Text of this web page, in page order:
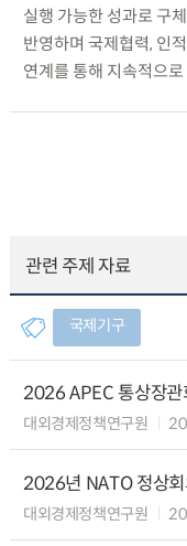
실행 가능한 성과로 구
반영하며 국제협력, 인
연계를 통해 지속적으
관련 주제 자료
국제기구
2026 APEC 통상장관
대외경제정책연구원
2026년 NATO 정상
대외경제정책연구원